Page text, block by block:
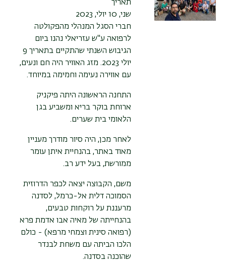
תאריך
שני, 10 יולי, 2023
חברי הסגל המנהלי מהפקולטה
לרפואה ע"ש עזריאלי נהנו ביום
הגיבוש השנתי שהתקיים בתאריך 9
יולי 2023. מזג האוויר היה חם ונעים,
עם אווירה נעימה וחמימה במיוחד.
התחנה הראשונה היתה פיקניק
ארוחת בוקר בריא ומשביע בגן
הלאומי בית שערים.
לאחר מכן, היה סיור מודרך מעניין
מאוד באתר, בהנחיית איתן עומר
ממורשת, בעל ידע רב.
משם, הקבוצה יצאה לכפר הדרוזית
הסמוכה דלית אל-כרמל, לסדנה
מרעננת על רוקחות טבעים,
בהנחייתה של מאיה אבו אדמת פרא
(רפואה סינית וצמחי מרפא) - כולם
הלכו הביתה עם משחת לבנדר
שהוכנה בסדנה.